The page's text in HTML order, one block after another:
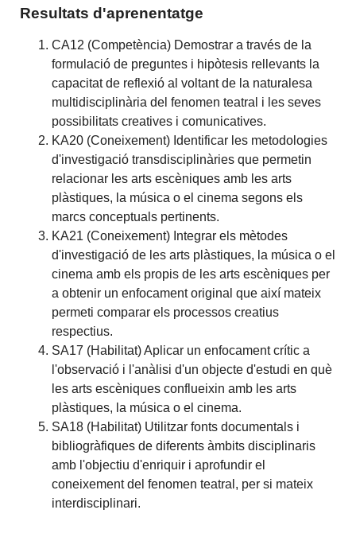
Resultats d'aprenentatge
CA12 (Competència) Demostrar a través de la
formulació de preguntes i hipòtesis rellevants la
capacitat de reflexió al voltant de la naturalesa
multidisciplinària del fenomen teatral i les seves
possibilitats creatives i comunicatives.
KA20 (Coneixement) Identificar les metodologies
d'investigació transdisciplinàries que permetin
relacionar les arts escèniques amb les arts
plàstiques, la música o el cinema segons els
marcs conceptuals pertinents.
KA21 (Coneixement) Integrar els mètodes
d'investigació de les arts plàstiques, la música o el
cinema amb els propis de les arts escèniques per
a obtenir un enfocament original que així mateix
permeti comparar els processos creatius
respectius.
SA17 (Habilitat) Aplicar un enfocament crític a
l'observació i l'anàlisi d'un objecte d'estudi en què
les arts escèniques conflueixin amb les arts
plàstiques, la música o el cinema.
SA18 (Habilitat) Utilitzar fonts documentals i
bibliogràfiques de diferents àmbits disciplinaris
amb l'objectiu d'enriquir i aprofundir el
coneixement del fenomen teatral, per si mateix
interdisciplinari.